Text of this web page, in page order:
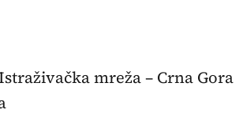
mreža – Crna Gora